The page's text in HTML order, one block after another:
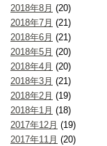
2018年8月 (20)
2018年7月 (21)
2018年6月 (21)
2018年5月 (20)
2018年4月 (20)
2018年3月 (21)
2018年2月 (19)
2018年1月 (18)
2017年12月 (19)
2017年11月 (20)